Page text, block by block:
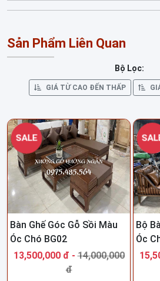
Sản Phẩm Liên Quan
Bộ Lọc:
GIÁ TỪ CAO ĐẾN THẤP
SALE
Bàn Ghế Góc Gỗ Sồi Màu
Óc Chó BG02
13,500,000 đ -14,000,000
đ
Bộ
Óc